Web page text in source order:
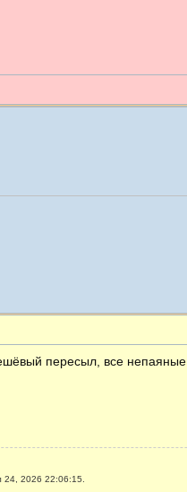
пересыл, все непаяные
24, 2026 22:06:15.